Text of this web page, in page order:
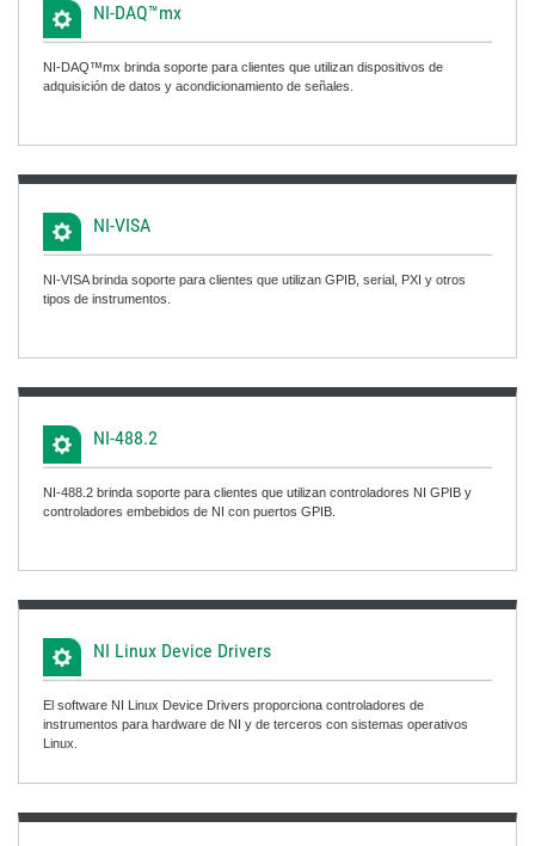
NI-DAQ™mx
NI-DAQ™mx brinda soporte para clientes que utilizan dispositivos de
adquisición de datos y acondicionamiento de señales.
NI-VISA
NI-VISA brinda soporte para clientes que utilizan GPIB, serial, PXI y otros
tipos de instrumentos.
NI-488.2
NI-488.2 brinda soporte para clientes que utilizan controladores NI GPIB y
controladores embebidos de NI con puertos GPIB.
NI Linux Device Drivers
El software NI Linux Device Drivers proporciona controladores de
instrumentos para hardware de NI y de terceros con sistemas operativos
Linux.